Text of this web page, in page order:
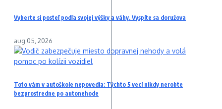
Vyberte si posteľ podľa svojej výšky a váhy. Vyspíte sa doružova
aug 05, 2026
Toto vám v autoškole nepovedia: Týchto 5 vecí nikdy nerobte
bezprostredne po autonehode